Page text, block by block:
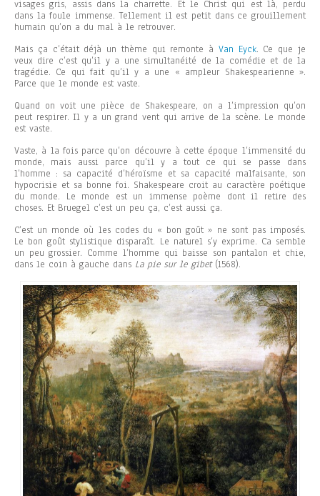
visages gris, assis dans la charrette. Et le Christ qui est là, perdu
dans la foule immense. Tellement il est petit dans ce grouillement
humain qu’on a du mal à le retrouver.
Mais ça c’était déjà un thème qui remonte à Van Eyck. Ce que je
veux dire c’est qu’il y a une simultanéité de la comédie et de la
tragédie. Ce qui fait qu’il y a une « ampleur Shakespearienne ».
Parce que le monde est vaste.
Quand on voit une pièce de Shakespeare, on a l’impression qu’on
peut respirer. Il y a un grand vent qui arrive de la scène. Le monde
est vaste.
Vaste, à la fois parce qu’on découvre à cette époque l’immensité du
monde, mais aussi parce qu’il y a tout ce qui se passe dans
l’homme : sa capacité d’héroïsme et sa capacité malfaisante, son
hypocrisie et sa bonne foi. Shakespeare croit au caractère poétique
du monde. Le monde est un immense poème dont il retire des
choses. Et Bruegel c’est un peu ça, c’est aussi ça.
C’est un monde où les codes du « bon goût » ne sont pas imposés.
Le bon goût stylistique disparaît. Le naturel s’y exprime. Ca semble
un peu grossier. Comme l’homme qui baisse son pantalon et chie,
dans le coin à gauche dans La pie sur le gibet (1568).